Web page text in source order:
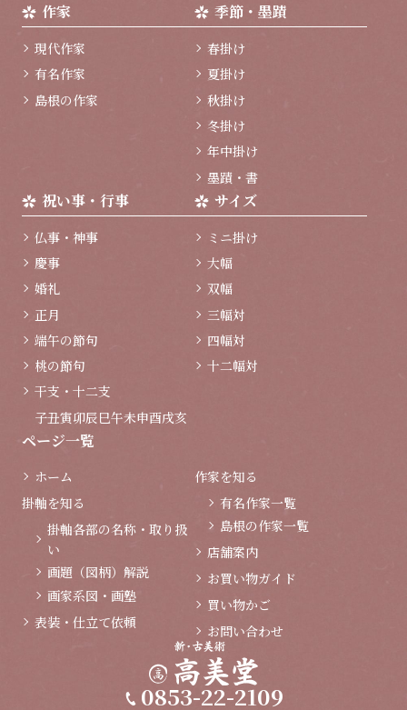
作家
現代作家
有名作家
島根の作家
季節・墨蹟
春掛け
夏掛け
秋掛け
冬掛け
年中掛け
墨蹟・書
祝い事・行事
仏事・神事
慶事
婚礼
正月
端午の節句
桃の節句
干支・十二支
子丑寅卯辰巳午未申酉戌亥
サイズ
ミニ掛け
大幅
双幅
三幅対
四幅対
十二幅対
ページ一覧
ホーム
掛軸を知る
掛軸各部の名称・取り扱
い
画題（図柄）解説
画家系図・画塾
表装・仕立て依頼
作家を知る
有名作家一覧
島根の作家一覧
店舗案内
お買い物ガイド
買い物かご
お問い合わせ
0853-22-2109